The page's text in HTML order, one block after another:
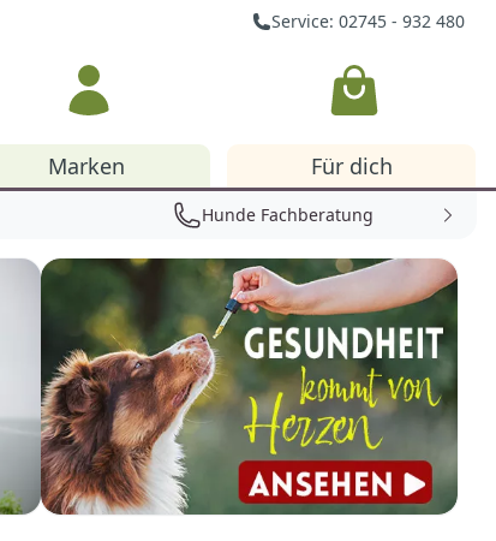
Service: 02745 - 932 480
Warenkorb
Marken Für dich
Hunde Fachberatung